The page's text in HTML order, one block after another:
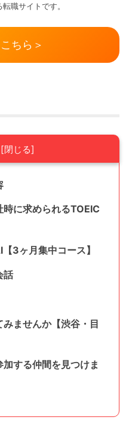
職サイトです。
ちら＞
に求められるTOEIC
3ヶ月集中コース】
話
ませんか【渋谷・目
する仲間を見つけま